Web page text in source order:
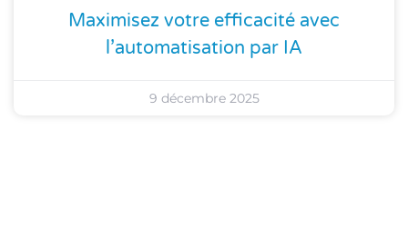
Maximisez votre efficacité avec
l’automatisation par IA
9 décembre 2025